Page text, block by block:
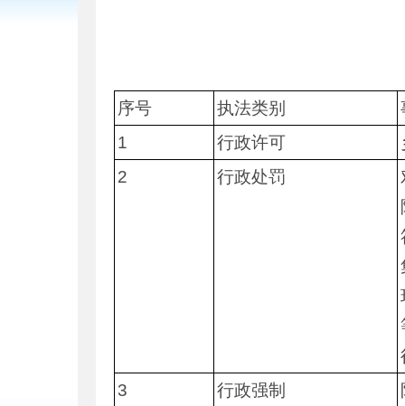
序号 执法类别
1
行政许可
2
行政处罚
3
行政强制